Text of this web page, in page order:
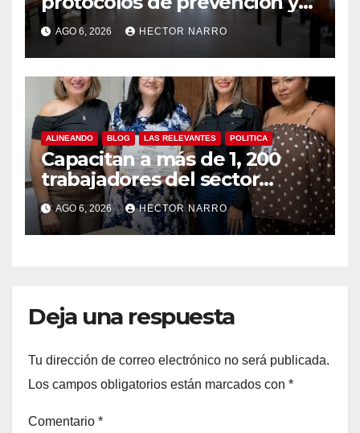
rescate en playas ante oleaje
y temporada de ciclones
AGO 6, 2026 HECTOR NARRO
ALINEANDO BLOG LAS RELEVANTES POLITICA
Capacitan a más de 1, 200
trabajadores del sector
hotelero en derechos
humanos y respeto laboral
en Los Cabos
AGO 6, 2026 HECTOR NARRO
Deja una respuesta
Tu dirección de correo electrónico no será publicada.
Los campos obligatorios están marcados con *
Comentario *